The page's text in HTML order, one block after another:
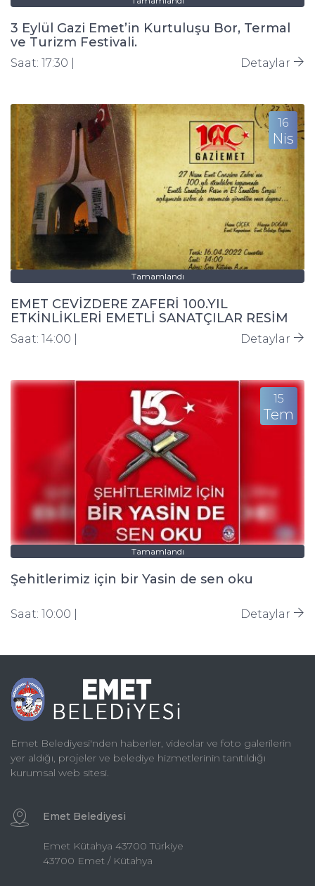
3 Eylül Gazi Emet’in Kurtuluşu Bor, Termal
ve Turizm Festivali.
Saat: 17:30 | Detaylar
Tamamlandı
16
Nis
EMET CEVİZDERE ZAFERİ 100.YIL
ETKİNLİKLERİ EMETLİ SANATÇILAR RESİM
VE EL SANATLARI SERGİSİ
Saat: 14:00 | Detaylar
Tamamlandı
15
Tem
Şehitlerimiz için bir Yasin de sen oku
Saat: 10:00 | Detaylar
Emet Belediyesi'nden haberler, videolar ve foto galerilerin
yer aldığı, projeler ve belediye hizmetlerinin tanıtıldığı
kurumsal web sitesi.
Emet Belediyesi
Emet Kütahya 43700 Türkiye
43700 Emet / Kütahya